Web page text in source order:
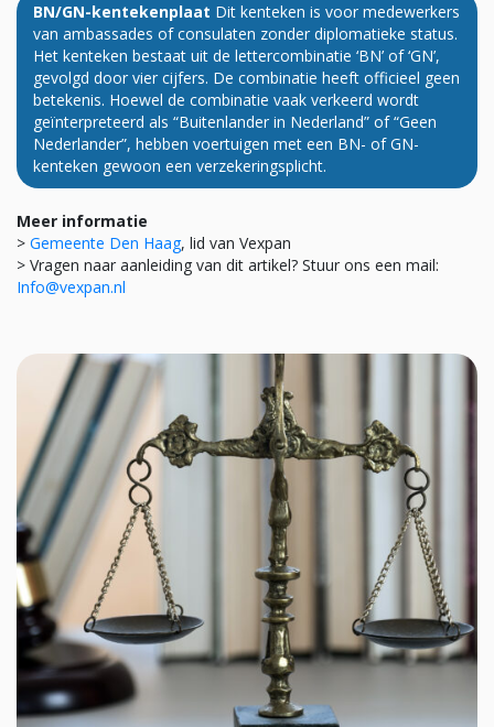
BN/GN-kentekenplaat Dit kenteken is voor medewerkers
van ambassades of consulaten zonder diplomatieke status.
Het kenteken bestaat uit de lettercombinatie ‘BN’ of ‘GN’,
gevolgd door vier cijfers. De combinatie heeft officieel geen
betekenis. Hoewel de combinatie vaak verkeerd wordt
geïnterpreteerd als “Buitenlander in Nederland” of “Geen
Nederlander”, hebben voertuigen met een BN- of GN-
kenteken gewoon een verzekeringsplicht.
Meer informatie
> Gemeente Den Haag, lid van Vexpan
> Vragen naar aanleiding van dit artikel? Stuur ons een mail:
Info@vexpan.nl